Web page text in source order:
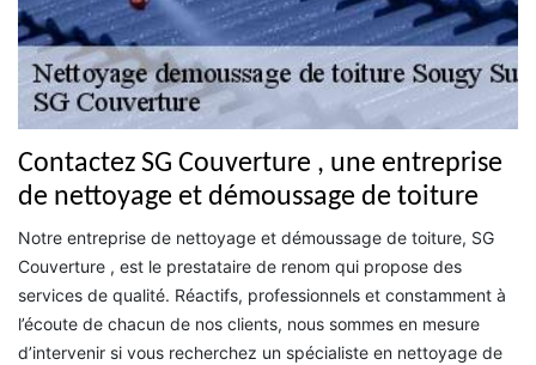
Contactez SG Couverture , une entreprise
de nettoyage et démoussage de toiture
Notre entreprise de nettoyage et démoussage de toiture, SG
Couverture , est le prestataire de renom qui propose des
services de qualité. Réactifs, professionnels et constamment à
l’écoute de chacun de nos clients, nous sommes en mesure
d’intervenir si vous recherchez un spécialiste en nettoyage de